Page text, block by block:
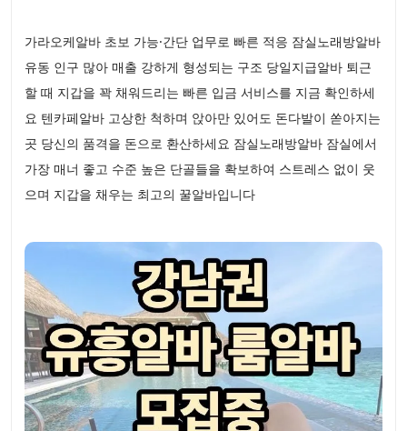
가라오케알바 초보 가능·간단 업무로 빠른 적응 잠실노래방알바
유동 인구 많아 매출 강하게 형성되는 구조 당일지급알바 퇴근
할 때 지갑을 꽉 채워드리는 빠른 입금 서비스를 지금 확인하세
요 텐카페알바 고상한 척하며 앉아만 있어도 돈다발이 쏟아지는
곳 당신의 품격을 돈으로 환산하세요 잠실노래방알바 잠실에서
가장 매너 좋고 수준 높은 단골들을 확보하여 스트레스 없이 웃
으며 지갑을 채우는 최고의 꿀알바입니다